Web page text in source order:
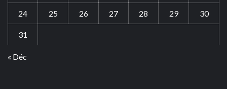
24 25 26 27 28 29 30
31
« Déc